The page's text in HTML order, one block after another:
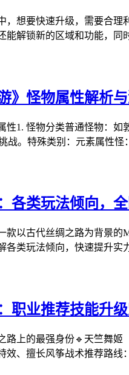
，想要快速升级，需要合
能解锁新的区域和功能，
》怪物属性解析与
性1. 怪物分类普通怪物：
战。特殊类别：元素属性
各类玩法倾向，全
款以古代丝绸之路为背景
各类玩法倾向，快速提升
职业推荐技能升级
路上的最强身份🔹天竺舞
效、擅长风筝战术推荐路